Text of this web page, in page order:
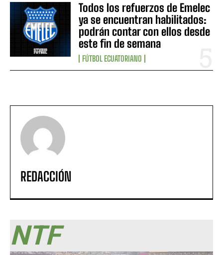
Todos los refuerzos de Emelec
ya se encuentran habilitados:
podrán contar con ellos desde
este fin de semana
FÚTBOL ECUATORIANO
REDACCIÓN
NTF